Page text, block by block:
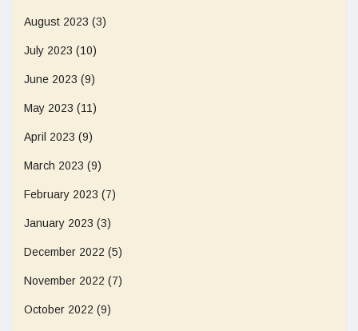
August 2023 (3)
July 2023 (10)
June 2023 (9)
May 2023 (11)
April 2023 (9)
March 2023 (9)
February 2023 (7)
January 2023 (3)
December 2022 (5)
November 2022 (7)
October 2022 (9)